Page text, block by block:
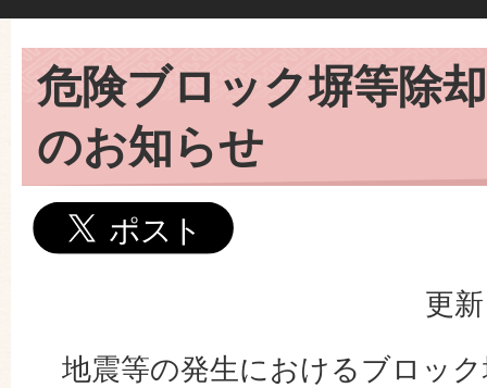
危険ブロック塀等除
のお知らせ
更
地震等の発生におけるブロッ